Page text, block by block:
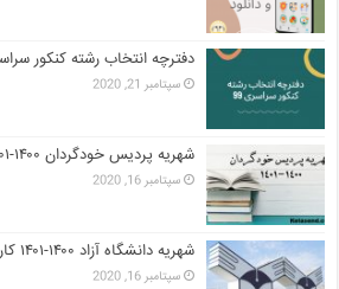
دفترچه انتخاب رشته کنکور سراسری ۱۳۹۹ و دانشگاه
سپتامبر 21, 2020
شهریه پردیس خودگردان ۱۴۰۰-۱۴۰۱
سپتامبر 16, 2020
شهریه دانشگاه آزاد ۱۴۰۰-۱۴۰۱ کارشناسی، ارشد و دکتری
سپتامبر 16, 2020